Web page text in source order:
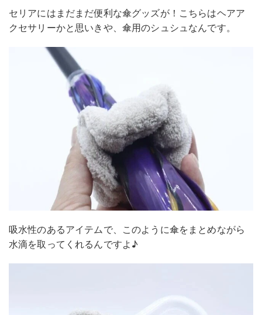
セリアにはまだまだ便利な傘グッズが！こちらはヘアア
クセサリーかと思いきや、傘用のシュシュなんです。
吸水性のあるアイテムで、このように傘をまとめながら
水滴を取ってくれるんですよ♪